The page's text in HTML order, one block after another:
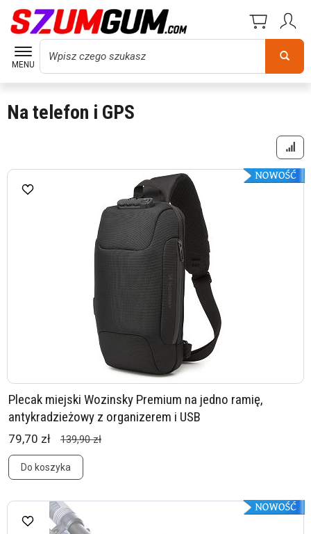
MENU
Wyszukaj
Na telefon i GPS
Plecak miejski Wozinsky Premium na jedno ramię,
antykradzieżowy z organizerem i USB
79,70 zł 139,90 zł
Do koszyka